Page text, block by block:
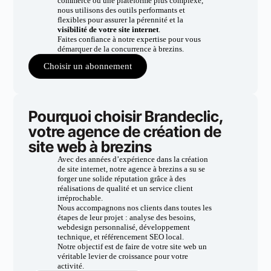
nous utilisons des outils performants et
flexibles pour assurer la pérennité et la
visibilité de votre site internet.
Faites confiance à notre expertise pour vous
démarquer de la concurrence à brezins.
Choisir un abonnement
Pourquoi choisir Brandeclic,
votre agence de création de
site web à brezins
Avec des années d’expérience dans la création
de site internet, notre agence à brezins a su se
forger une solide réputation grâce à des
réalisations de qualité et un service client
irréprochable.
Nous accompagnons nos clients dans toutes les
étapes de leur projet : analyse des besoins,
webdesign personnalisé, développement
technique, et référencement SEO local.
Notre objectif est de faire de votre site web un
véritable levier de croissance pour votre
activité.